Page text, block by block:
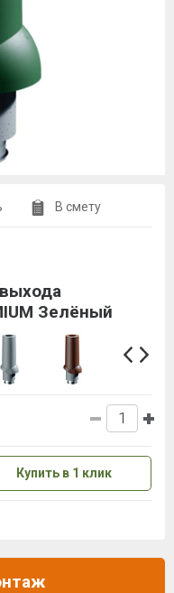
В смету
Зелёный
Купить в 1 клик